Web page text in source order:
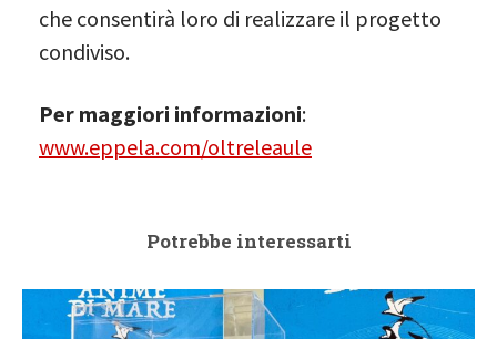
che consentirà loro di realizzare il progetto
condiviso.
Per maggiori informazioni:
www.eppela.com/oltreleaule
Potrebbe interessarti